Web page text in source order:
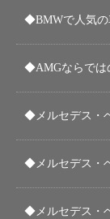
◆BMWで人気
◆AMGならで
◆メルセデス・
◆メルセデス・
◆メルセデス・